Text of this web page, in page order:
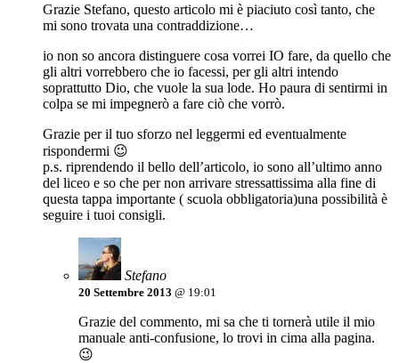
Grazie Stefano, questo articolo mi è piaciuto così tanto, che
mi sono trovata una contraddizione…
io non so ancora distinguere cosa vorrei IO fare, da quello che
gli altri vorrebbero che io facessi, per gli altri intendo
soprattutto Dio, che vuole la sua lode. Ho paura di sentirmi in
colpa se mi impegnerò a fare ciò che vorrò.
Grazie per il tuo sforzo nel leggermi ed eventualmente
rispondermi 😉
p.s. riprendendo il bello dell’articolo, io sono all’ultimo anno
del liceo e so che per non arrivare stressattissima alla fine di
questa tappa importante ( scuola obbligatoria)una possibilità è
seguire i tuoi consigli.
Stefano
20 Settembre 2013 @ 19:01
Grazie del commento, mi sa che ti tornerà utile il mio
manuale anti-confusione, lo trovi in cima alla pagina.
😉